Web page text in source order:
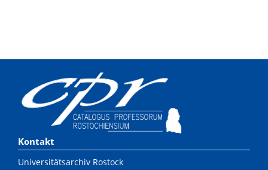
Kontakt
Universitätsarchiv Rostock